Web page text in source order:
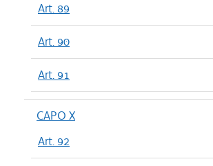
Art. 89
Art. 90
Art. 91
CAPO X
Art. 92